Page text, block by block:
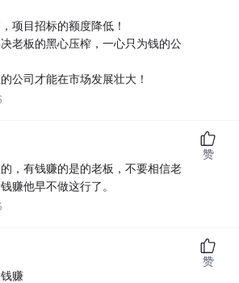
项目招标的额度降低！
老板的黑心压榨，一心只为钱的公
公司才能在市场发展壮大！
，有钱赚的是的老板，不要相信老
赚他早不做这行了。
赞
赚
赞